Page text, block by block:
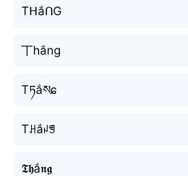
TᕼắᑎG
丅hắng
Tཏắསɕ
Tꃅắꈤꁅ
𝕿𝖍ắ𝖓𝖌